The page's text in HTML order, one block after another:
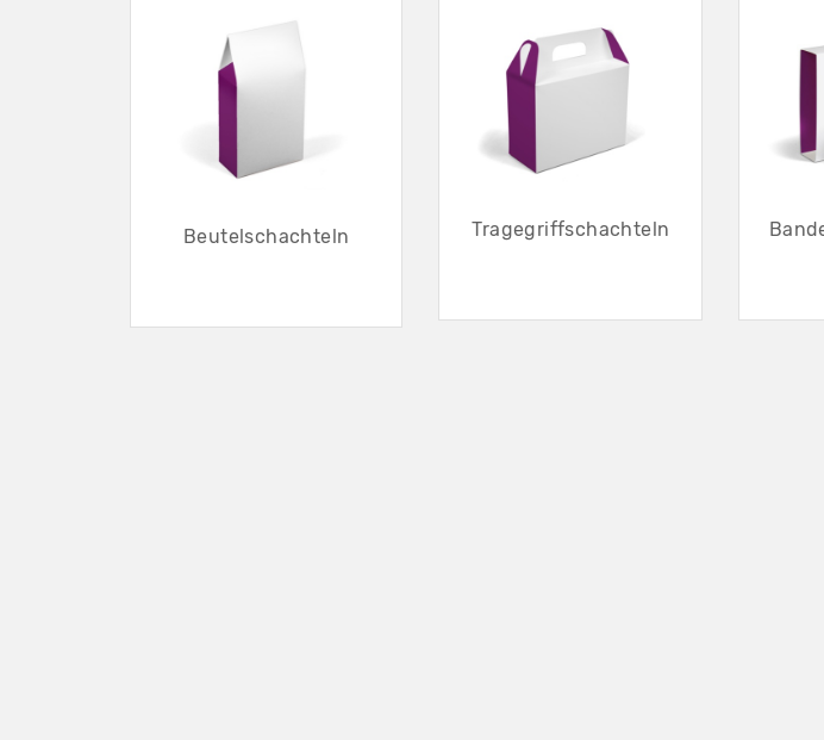
Beutelschachteln Tragegriffschachteln